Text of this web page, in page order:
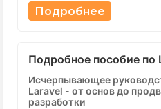
Подробнее
Подробное пособие по
Исчерпывающее
Laravel - от основ до
разработки